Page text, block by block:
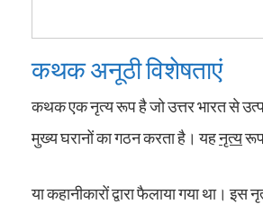
कथक अनूठी विशेषताएं
कथक एक नृत्य रूप है जो उत्तर भारत से
मुख्य घरानों का गठन करता है। यहनृत्यरूप
या कहानीकारों द्वारा फैलाया गया था।